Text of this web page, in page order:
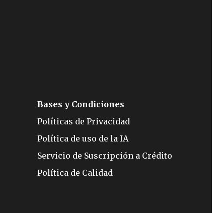
Bases y Condiciones
Políticas de Privacidad
Política de uso de la IA
Servicio de Suscripción a Crédito
Política de Calidad